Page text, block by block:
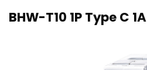
BHW-T10 1P Type C 1A